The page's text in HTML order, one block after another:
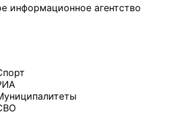
информационное агентство